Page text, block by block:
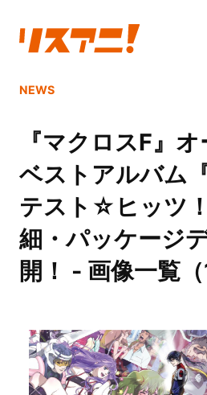
NEWS
『マクロスF』
ベストアルバム
テスト☆ヒッツ
細・パッケージ
開！ - 画像一覧（